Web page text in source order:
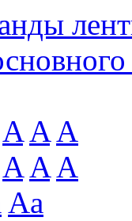
A A A
A A A
Aa